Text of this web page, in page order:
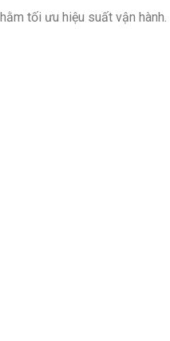
tối ưu hiệu suất vận hành.